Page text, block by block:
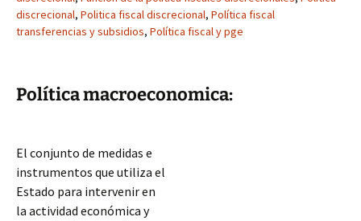
discrecional, Politica fiscal discrecional, Política fiscal
transferencias y subsidios, Política fiscal y pge
Política macroeconomica:
El conjunto de medidas e
instrumentos que utiliza el
Estado para intervenir en
la actividad económica y